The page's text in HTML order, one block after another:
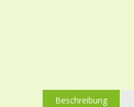
Beschreibung